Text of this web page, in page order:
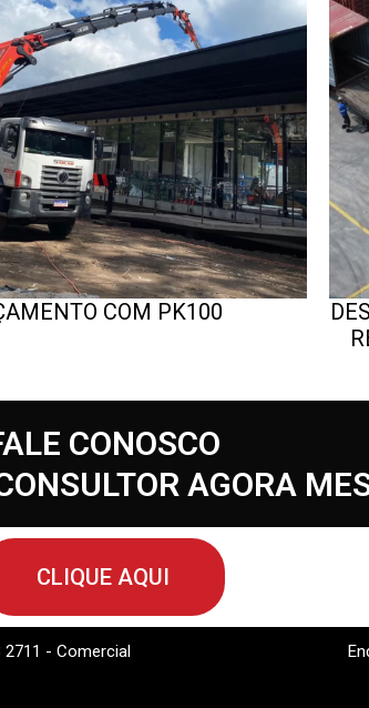
COM PK100
CONOSCO
AGORA
CLIQUE AQUI
2711 - Comercial